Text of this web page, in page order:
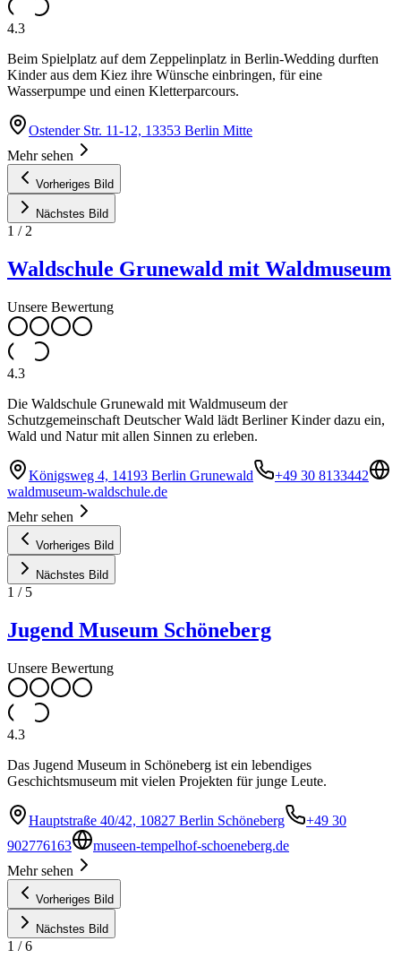
4.3
Beim Spielplatz auf dem Zeppelinplatz in Berlin-Wedding durften
Kinder aus dem Kiez ihre Wünsche einbringen, für eine
Wasserpumpe und einen Kletterparcours.
Ostender Str. 11-12, 13353 Berlin Mitte
Mehr sehen
Vorheriges Bild
Nächstes Bild
1 / 2
Waldschule Grunewald mit Waldmuseum
Unsere Bewertung
4.3
Die Waldschule Grunewald mit Waldmuseum der
Schutzgemeinschaft Deutscher Wald lädt Berliner Kinder dazu ein,
Wald und Natur mit allen Sinnen zu erleben.
Königsweg 4, 14193 Berlin Grunewald
+49 30 8133442
waldmuseum-waldschule.de
Mehr sehen
Vorheriges Bild
Nächstes Bild
1 / 5
Jugend Museum Schöneberg
Unsere Bewertung
4.3
Das Jugend Museum in Schöneberg ist ein lebendiges
Geschichtsmuseum mit vielen Projekten für junge Leute.
Hauptstraße 40/42, 10827 Berlin Schöneberg
+49 30
902776163
museen-tempelhof-schoeneberg.de
Mehr sehen
Vorheriges Bild
Nächstes Bild
1 /6